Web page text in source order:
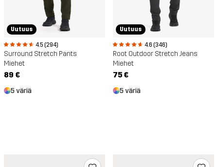
Uutuus
4.5 (294)
Surround Stretch Pants
Miehet
89 €
5 väriä
Uutuus
4.6 (346)
Root Outdoor Stretch Jeans
Miehet
75 €
5 väriä